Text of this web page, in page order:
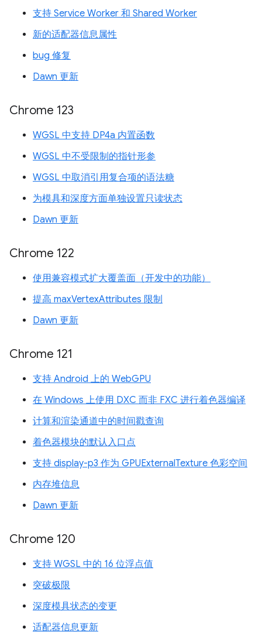
支持 Service Worker 和 Shared Worker
新的适配器信息属性
bug 修复
Dawn 更新
Chrome 123
WGSL 中支持 DP4a 内置函数
WGSL 中不受限制的指针形参
WGSL 中取消引用复合项的语法糖
为模具和深度方面单独设置只读状态
Dawn 更新
Chrome 122
使用兼容模式扩大覆盖面（开发中的功能）
提高 maxVertexAttributes 限制
Dawn 更新
Chrome 121
支持 Android 上的 WebGPU
在 Windows 上使用 DXC 而非 FXC 进行着色器编译
计算和渲染通道中的时间戳查询
着色器模块的默认入口点
支持 display-p3 作为 GPUExternalTexture 色彩空间
内存堆信息
Dawn 更新
Chrome 120
支持 WGSL 中的 16 位浮点值
突破极限
深度模具状态的变更
适配器信息更新